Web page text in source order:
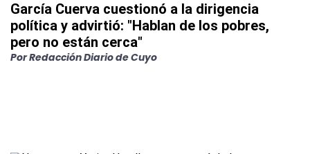
García Cuerva cuestionó a la dirigencia
política y advirtió: "Hablan de los pobres,
pero no están cerca"
PorRedacción Diario de Cuyo